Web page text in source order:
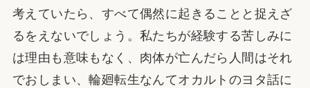
考えていたら、すべて偶然に起きることと捉えざ
るをえないでしょう。私たちが経験する苦しみに
は理由も意味もなく、肉体が亡んだら人間はそれ
でおしまい、輪廻転生なんてオカルトのヨタ話に